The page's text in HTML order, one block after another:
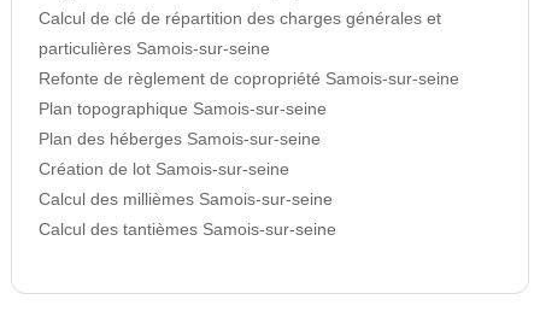
Calcul de clé de répartition des charges générales et
particulières Samois-sur-seine
Refonte de règlement de copropriété Samois-sur-seine
Plan topographique Samois-sur-seine
Plan des héberges Samois-sur-seine
Création de lot Samois-sur-seine
Calcul des millièmes Samois-sur-seine
Calcul des tantièmes Samois-sur-seine